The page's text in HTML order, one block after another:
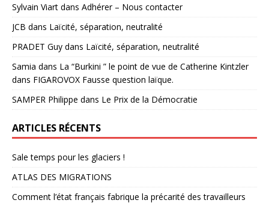
Sylvain Viart dans Adhérer – Nous contacter
JCB dans Laïcité, séparation, neutralité
PRADET Guy dans Laïcité, séparation, neutralité
Samia dans La “Burkini ” le point de vue de Catherine Kintzler
dans FIGAROVOX Fausse question laïque.
SAMPER Philippe dans Le Prix de la Démocratie
ARTICLES RÉCENTS
Sale temps pour les glaciers !
ATLAS DES MIGRATIONS
Comment l’état français fabrique la précarité des travailleurs